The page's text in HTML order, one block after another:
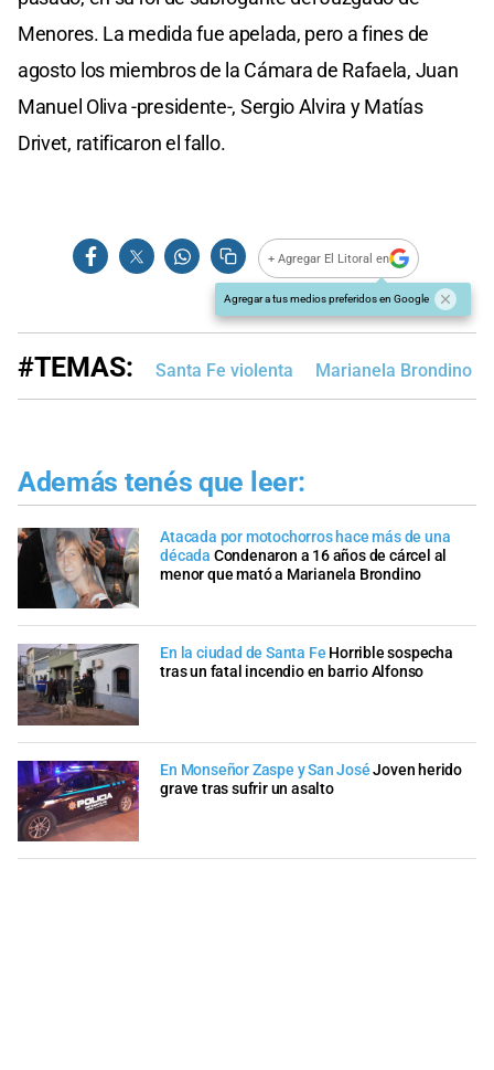
Menores. La medida fue apelada, pero a fines de
agosto los miembros de la Cámara de Rafaela, Juan
Manuel Oliva -presidente-, Sergio Alvira y Matías
Drivet, ratificaron el fallo.
+ Agregar El Litoral en
Agregar a tus medios preferidos en Google
#TEMAS: Santa Fe violenta Marianela Brondino
Además tenés que leer:
Atacada por motochorros hace más de una
década Condenaron a 16 años de cárcel al
menor que mató a Marianela Brondino
En la ciudad de Santa Fe Horrible sospecha
tras un fatal incendio en barrio Alfonso
En Monseñor Zaspe y San José Joven herido
grave tras sufrir un asalto